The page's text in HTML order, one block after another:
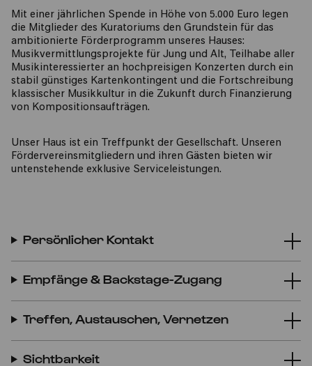
Mit einer jährlichen Spende in Höhe von 5.000 Euro legen
die Mitglieder des Kuratoriums den Grundstein für das
ambitionierte Förderprogramm unseres Hauses:
Musikvermittlungsprojekte für Jung und Alt, Teilhabe aller
Musikinteressierter an hochpreisigen Konzerten durch ein
stabil günstiges Kartenkontingent und die Fortschreibung
klassischer Musikkultur in die Zukunft durch Finanzierung
von Kompositionsaufträgen.
Unser Haus ist ein Treffpunkt der Gesellschaft. Unseren
Fördervereinsmitgliedern und ihren Gästen bieten wir
untenstehende exklusive Serviceleistungen.
Persönlicher Kontakt
Empfänge & Backstage-Zugang
Treffen, Austauschen, Vernetzen
Sichtbarkeit